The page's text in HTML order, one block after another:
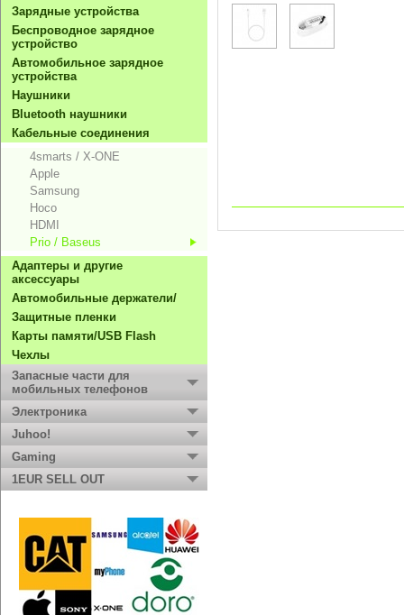
Зарядные устройства
Беспроводное зарядное
устройство
Автомобильное зарядное
устройства
Hаушники
Bluetooth наушники
Кабельные соединения
4smarts / X-ONE
Apple
Samsung
Hoco
HDMI
Prio / Baseus
Адаптеры и другие
аксессуары
Автомобильные держатели/
Защитные пленки
Карты памяти/USB Flash
Чехлы
Запасные части для
мобильных телефонов
Электроника
Juhoo!
Gaming
1EUR SELL OUT